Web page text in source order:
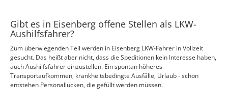
Gibt es in Eisenberg offene Stellen als LKW-
Aushilfsfahrer?
Zum überwiegenden Teil werden in Eisenberg LKW-Fahrer in Vollzeit
gesucht. Das heißt aber nicht, dass die Speditionen kein Interesse haben,
auch Aushilfsfahrer einzustellen. Ein spontan höheres
Transportaufkommen, krankheitsbedingte Ausfälle, Urlaub - schon
entstehen Personallücken, die gefüllt werden müssen.